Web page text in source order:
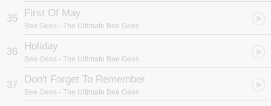
35 First Of May
Bee Gees - The Ultimate Bee Gees
36 Holiday
Bee Gees - The Ultimate Bee Gees
37 Don't Forget To Remember
Bee Gees - The Ultimate Bee Gees